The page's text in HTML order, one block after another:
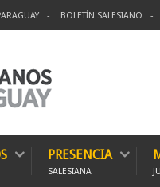
BOLETÍN SALESIANO
PRESENCIA
SALESIANA